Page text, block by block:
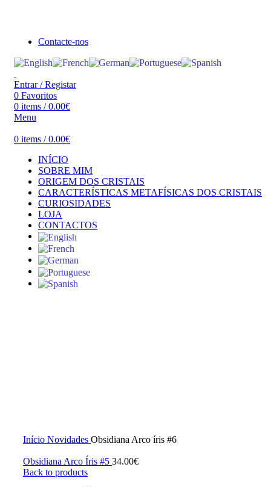
Contacte-nos
Entrar / Registar
0 Favoritos
0 items / 0.00€
Menu
0 items / 0.00€
INÍCIO
SOBRE MIM
ORIGEM DOS CRISTAIS
CARACTERÍSTICAS METAFÍSICAS DOS CRISTAIS
CURIOSIDADES
LOJA
CONTACTOS
Início Novidades Obsidiana Arco íris #6
Obsidiana Arco Íris #5 34.00€
Back to products